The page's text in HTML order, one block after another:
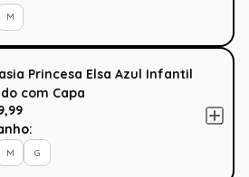
M
Princesa Elsa Azul Infantil
com Capa
M G